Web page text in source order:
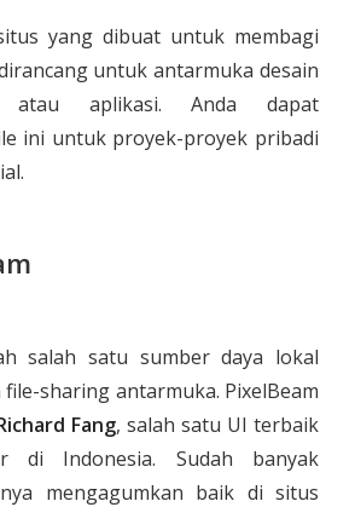
yang dibuat untuk membagi
untuk antarmuka desain
atau aplikasi. Anda dapat
ini untuk proyek-proyek pribadi
salah satu sumber daya lokal
file-sharing antarmuka. PixelBeam
Fang, salah satu UI terbaik
di Indonesia. Sudah banyak
mengagumkan baik di situs